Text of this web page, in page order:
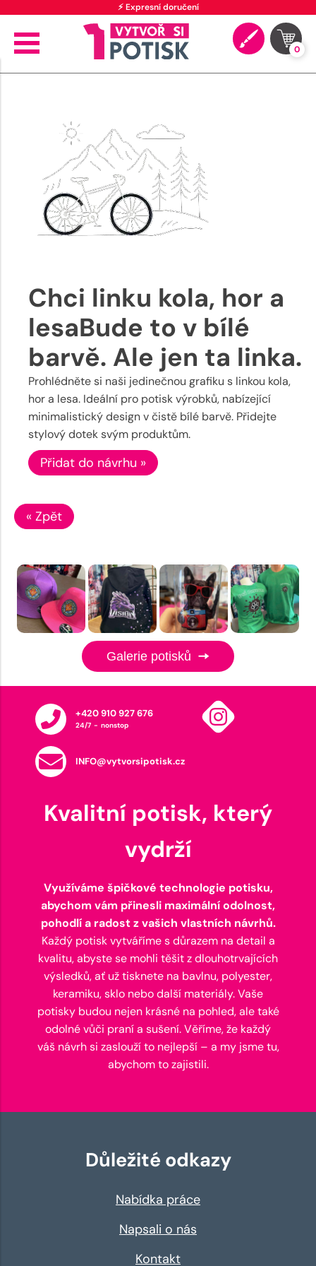
⚡ Expresní doručení
0
Chci linku kola, hor a
lesaBude to v bílé
barvě. Ale jen ta linka.
Prohlédněte si naši jedinečnou grafiku s linkou kola,
hor a lesa. Ideální pro potisk výrobků, nabízející
minimalistický design v čistě bílé barvě. Přidejte
stylový dotek svým produktům.
Přidat do návrhu »
« Zpět
Galerie potisků
+420 910 927 676
24/7 - nonstop
INFO@vytvorsipotisk.cz
Kvalitní potisk, který
vydrží
Využíváme špičkové technologie potisku,
abychom vám přinesli maximální odolnost,
pohodlí a radost z vašich vlastních návrhů.
Každý potisk vytváříme s důrazem na detail a
kvalitu, abyste se mohli těšit z dlouhotrvajících
výsledků, ať už tisknete na bavlnu, polyester,
keramiku, sklo nebo další materiály. Vaše
potisky budou nejen krásné na pohled, ale také
odolné vůči praní a sušení. Věříme, že každý
váš návrh si zaslouží to nejlepší – a my jsme tu,
abychom to zajistili.
Důležité odkazy
Nabídka práce
Napsali o nás
Kontakt